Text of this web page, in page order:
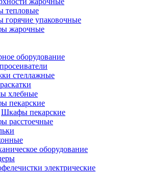
тепловые
горячие упаковочные
жарочные
оборудование
стеллажные
хлебные
пекарские
Шкафы пекарские
расстоечные
оборудование
электрические